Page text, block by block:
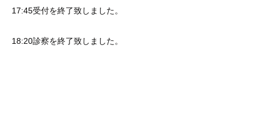
17:45受付を終了致しました。
18:20診察を終了致しました。